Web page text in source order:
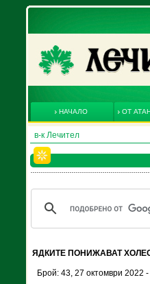
НАЧАЛО ОТ
в-к Лечител
ЯДКИТЕ ПОНИЖАВАТ
Брой: 43, 27 октомври